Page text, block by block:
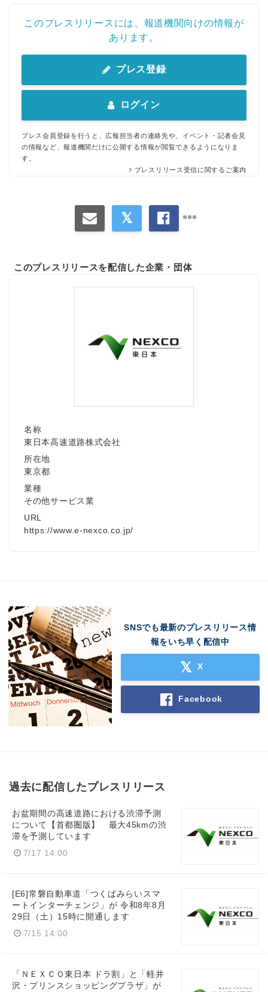
このプレスリリースには、報道機関向けの情報が
あります。
プレス登録
ログイン
プレス会員登録を行うと、広報担当者の連絡先や、イベント・記者会見
の情報など、報道機関だけに公開する情報が閲覧できるようになりま
す。
プレスリリース受信に関するご案内
このプレスリリースを配信した企業・団体
名称
東日本高速道路株式会社
所在地
東京都
業種
その他サービス業
URL
https://www.e-nexco.co.jp/
SNSでも最新のプレスリリース情
報をいち早く配信中
X
Facebook
過去に配信したプレスリリース
お盆期間の高速道路における渋滞予測
について【首都圏版】 最大45kmの渋
滞を予測しています
7/17 14:00
[E6]常磐自動車道「つくばみらいスマ
ートインターチェンジ」が 令和8年8月
29日（土）15時に開通します
7/15 14:00
「ＮＥＸＣＯ東日本 ドラ割」と「軽井
沢・プリンスショッピングプラザ」が